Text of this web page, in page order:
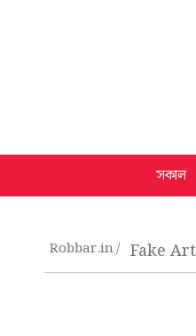
সকাল
Robbar.in Fake Art